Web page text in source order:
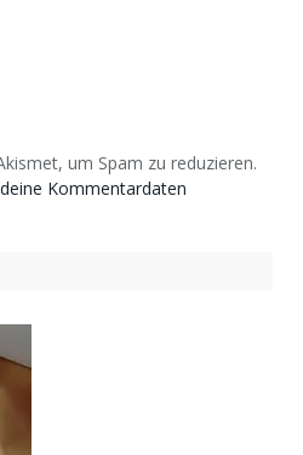
um Spam zu reduzieren.
Kommentardaten